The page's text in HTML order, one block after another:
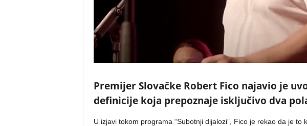
Premijer Slovačke Robert Fico najavio je
definicije koja prepoznaje isključivo dva
U izjavi tokom programa “Subotnji dijalozi”, Fico je rekao da je